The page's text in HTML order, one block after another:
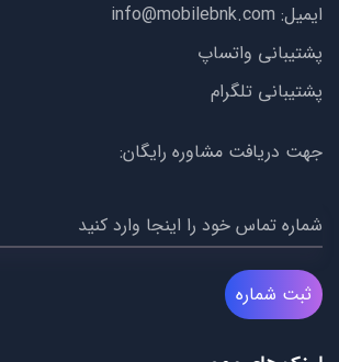
ایمیل: info@mobilebnk.com
پشتیبانی واتساپ
پشتیبانی تلگرام
جهت دریافت مشاوره رایگان:
شماره تماس خود را اینجا وارد کنید
ثبت شماره